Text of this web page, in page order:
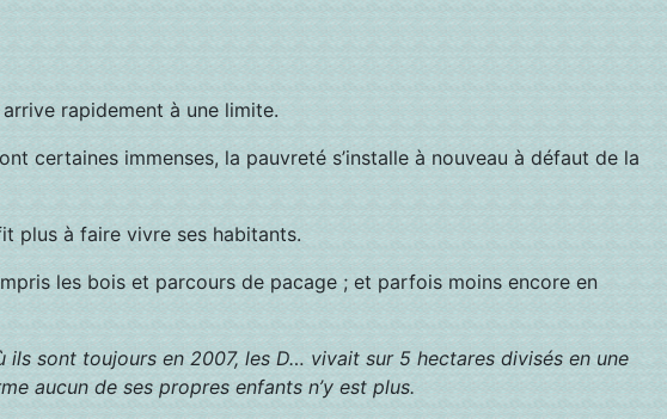
rapidement à une limite.
certaines immenses, la pauvreté s’installe à nouveau à défaut de la
plus à faire vivre ses habitants.
les bois et parcours de pacage ; et parfois moins encore en
sont toujours en 2007, les D… vivait sur 5 hectares divisés en une
aucun de ses propres enfants n’y est plus.